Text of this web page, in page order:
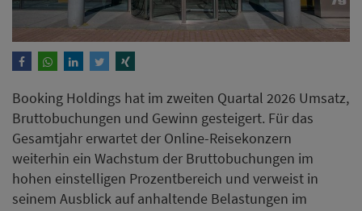
Booking Holdings hat im zweiten Quartal 2026 Umsatz,
Bruttobuchungen und Gewinn gesteigert. Für das
Gesamtjahr erwartet der Online-Reisekonzern
weiterhin ein Wachstum der Bruttobuchungen im
hohen einstelligen Prozentbereich und verweist in
seinem Ausblick auf anhaltende Belastungen im